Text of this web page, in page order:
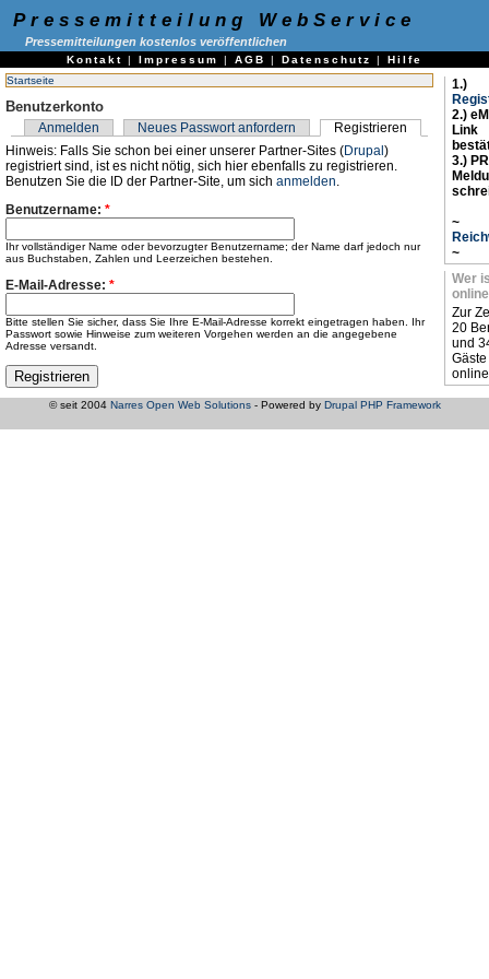
Pressemitteilung WebService
Pressemitteilungen kostenlos veröffentlichen
Kontakt | Impressum | AGB | Datenschutz | Hilfe
Startseite
Benutzerkonto
Anmelden Neues Passwort anfordern
Registrieren
Hinweis: Falls Sie schon bei einer unserer Partner-Sites (Drupal)
registriert sind, ist es nicht nötig, sich hier ebenfalls zu registrieren.
Benutzen Sie die ID der Partner-Site, um sich anmelden
Benutzername: *
Ihr vollständiger Name oder bevorzugter Benutzername; der Name darf jedoch nur
aus Buchstaben, Zahlen und Leerzeichen bestehen.
E-Mail-Adresse: *
Bitte stellen Sie sicher, dass Sie Ihre E-Mail-Adresse korrekt eingetragen haben. Ihr
Passwort sowie Hinweise zum weiteren Vorgehen werden an die angegebene
Adresse versandt.
1.)
2.)
Link
3.)
~
~
Wer
online
Zur
20
und
Gäste
© seit 2004 Narres Open Web Solutions- Powered by Drupal PHP Framework